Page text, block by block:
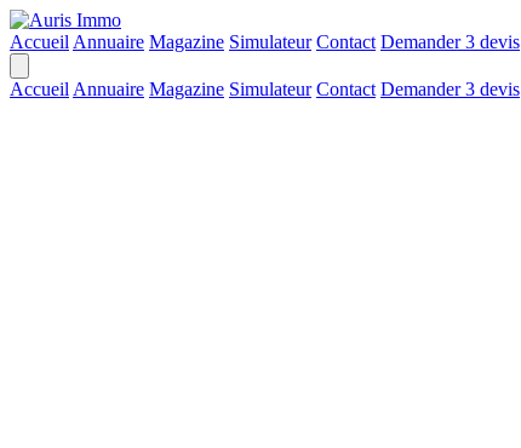
Accueil Annuaire Magazine Simulateur Contact Demander 3 devis
Accueil Annuaire Magazine Simulateur Contact Demander 3 devis